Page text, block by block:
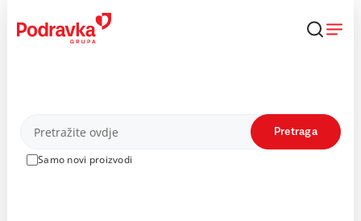
content
Proizvodi
Samo novi proizvodi
Pretraga